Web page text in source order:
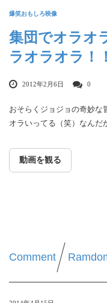
爆笑おもしろ映像
集団でオラオ
ラオラオラ！
2012年2月6日 0
おそらくジョジョの奇妙な
オラいってる（笑）なんだ
動画を観る
Comment